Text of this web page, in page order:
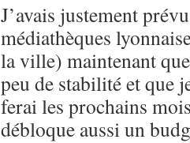
J’avais justement
médiathèques
la ville) maintenant
peu de stabilité et que
ferai les prochains
débloque aussi un